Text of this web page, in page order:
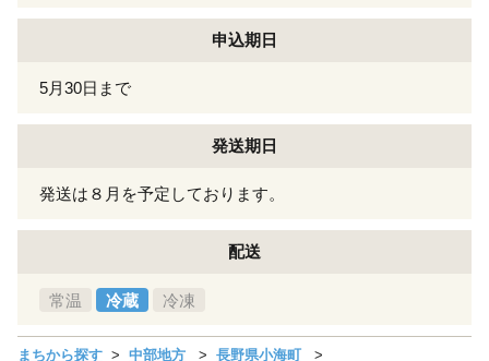
申込期日
5月30日まで
発送期日
発送は８月を予定しております。
配送
常温 冷蔵 冷凍
まちから探す 中部地方
長野県小海町